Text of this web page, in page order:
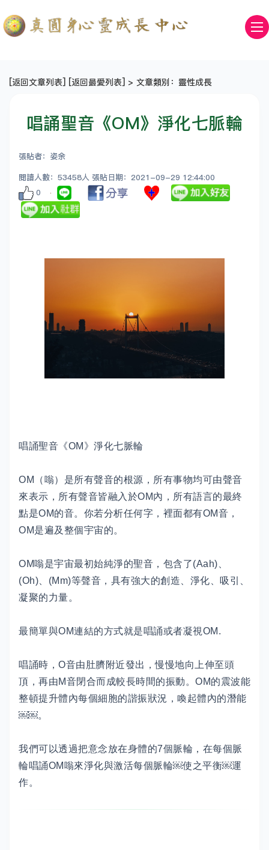
[返回文章列表] [返回最愛列表] > 文章類別：靈性成長
唱誦聖音《OM》淨化七脈輪
張貼者：姿余
閱讀人數：53458人 張貼日期：2021-09-29 12:44:00
0
唱誦聖音《OM》淨化七脈輪
OM（嗡）是所有聲音的根源，所有事物均可由聲音
來表示，所有聲音皆融入於OM內，所有語言的最終
點是OM的音。你若分析任何字，裡面都有OM音，
OM是遍及整個宇宙的。
OM嗡是宇宙最初始純淨的聖音，包含了(Aah)、
(Oh)、(Mm)等聲音，具有強大的創造、淨化、吸引、
凝聚的力量。
最簡單與OM連結的方式就是唱誦或者凝視OM.
唱誦時，O音由肚臍附近發出，慢慢地向上伸至頭
頂，再由M音閉合而成較長時間的振動。OM的震波能
整頓提升體內每個細胞的諧振狀況，喚起體內的潛能
￼￼。
我們可以透過把意念放在身體的7個脈輪，在每個脈
輪唱誦OM嗡來淨化與激活每個脈輪￼使之平衡￼運
作。